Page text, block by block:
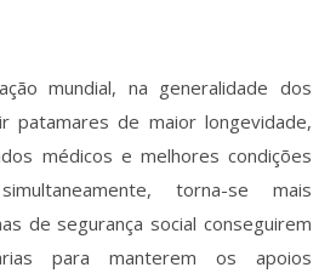
mundial, na generalidade dos
patamares de maior longevidade,
médicos e melhores condições
torna-se mais
de segurança social conseguirem
para manterem os apoios